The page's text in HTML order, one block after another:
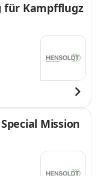
für Kampfflugz
Mission